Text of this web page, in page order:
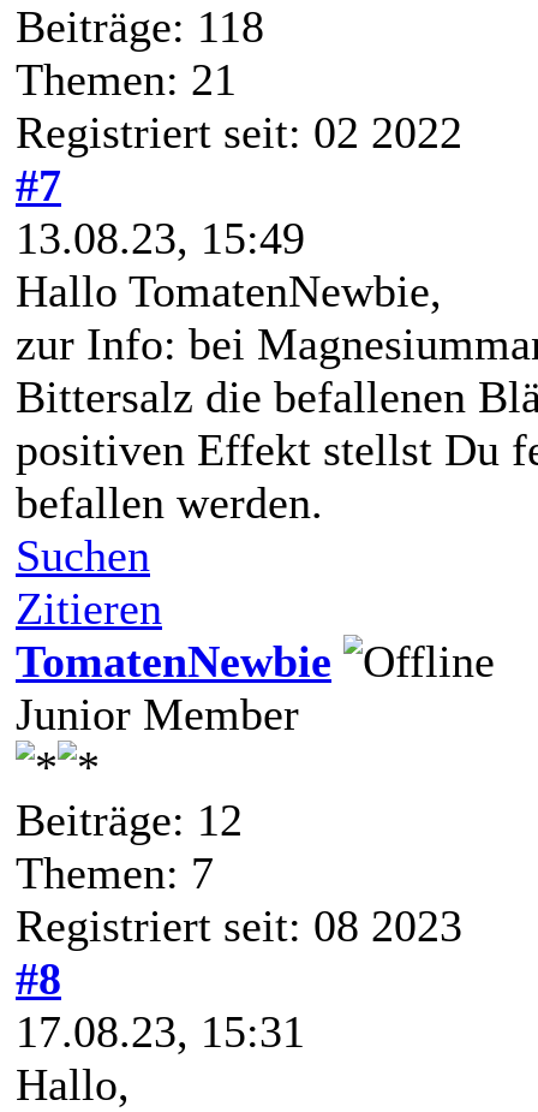
Beiträge: 118
Themen: 21
Registriert seit: 02 2022
#7
13.08.23, 15:49
Hallo TomatenNewbie,
zur Info: bei
Bittersalz die befallenen
positiven Effekt stellst Du
befallen werden.
Suchen
Zitieren
TomatenNewbie
Junior Member
Beiträge: 12
Themen: 7
Registriert seit: 08 2023
#8
17.08.23, 15:31
Hallo,